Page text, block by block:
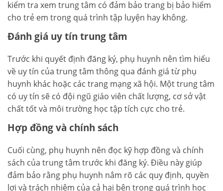
kiểm tra xem trung tâm có đảm bảo trang bị bảo hiểm
cho trẻ em trong quá trình tập luyện hay không.
Đánh giá uy tín trung tâm
Trước khi quyết định đăng ký, phụ huynh nên tìm hiểu
về uy tín của trung tâm thông qua đánh giá từ phụ
huynh khác hoặc các trang mạng xã hội. Một trung tâm
có uy tín sẽ có đội ngũ giáo viên chất lượng, cơ sở vật
chất tốt và môi trường học tập tích cực cho trẻ.
Hợp đồng và chính sách
Cuối cùng, phụ huynh nên đọc kỹ hợp đồng và chính
sách của trung tâm trước khi đăng ký. Điều này giúp
đảm bảo rằng phụ huynh nắm rõ các quy định, quyền
lợi và trách nhiệm của cả hai bên trong quá trình học